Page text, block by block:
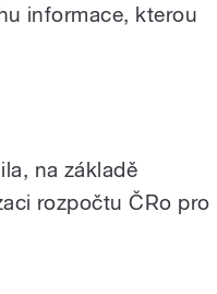
informace, kterou
na základě
rozpočtu ČRo pro